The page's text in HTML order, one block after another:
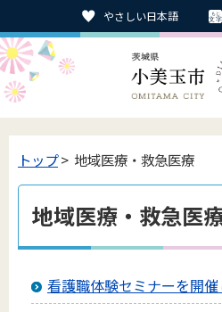
やさしい日本語
トップ> 地域医療・救急医療
地域医療・救急医
看護職体験セミナーを開